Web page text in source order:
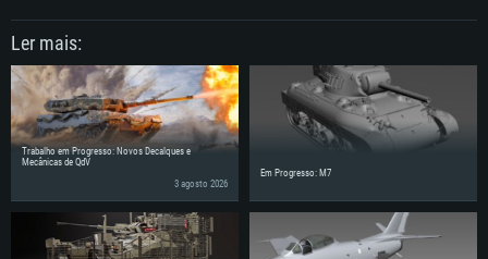
Ler mais:
Trabalho em Progresso: Novos Decalques e
Mecânicas de QdV
3 agosto 2026
Em Progresso: M7